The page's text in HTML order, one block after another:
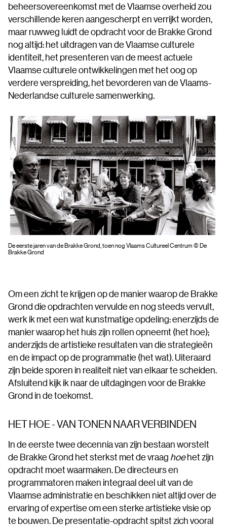
beheersovereenkomst met de Vlaamse overheid zou
verschillende keren aangescherpt en verrijkt worden,
maar ruwweg luidt de opdracht voor de Brakke Grond
nog altijd: het uitdragen van de Vlaamse culturele
identiteit, het presenteren van de meest actuele
Vlaamse culturele ontwikkelingen met het oog op
verdere verspreiding, het bevorderen van de Vlaams-
Nederlandse culturele samenwerking.
De eerste jaren van de Brakke Grond, toen nog Vlaams Cultureel Centrum © De
Brakke Grond
Om een zicht te krijgen op de manier waarop de Brakke
Grond die opdrachten vervulde en nog steeds vervult,
werk ik met een wat kunstmatige opdeling: enerzijds de
manier waarop het huis zijn rollen opneemt (het hoe);
anderzijds de artistieke resultaten van die strategieën
en de impact op de programmatie (het wat). Uiteraard
zijn beide sporen in realiteit niet van elkaar te scheiden.
Afsluitend kijk ik naar de uitdagingen voor de Brakke
Grond in de toekomst.
HET HOE - VAN TONEN NAAR VERBINDEN
In de eerste twee decennia van zijn bestaan worstelt
de Brakke Grond het sterkst met de vraag hoehet zijn
opdracht moet waarmaken. De directeurs en
programmatoren maken integraal deel uit van de
Vlaamse administratie en beschikken niet altijd over de
ervaring of expertise om een sterke artistieke visie op
te bouwen. De presentatie-opdracht spitst zich vooral